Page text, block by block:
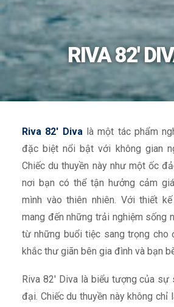
RIVA 82'
Riva 82′ Divalà một tác phẩm
đặc biệt nổi bật với không gian
Chiếc du thuyền này như một ốc
nơi bạn có thể tận hưởng cảm
mình vào thiên nhiên. Với thiết
mang đến những trải nghiệm sống
từ những buổi tiệc sang trọng cho
khắc thư giãn bên gia đình và bạn
Riva 82′ Diva là biểu tượng của sự
đại. Chiếc du thuyền này không chỉ